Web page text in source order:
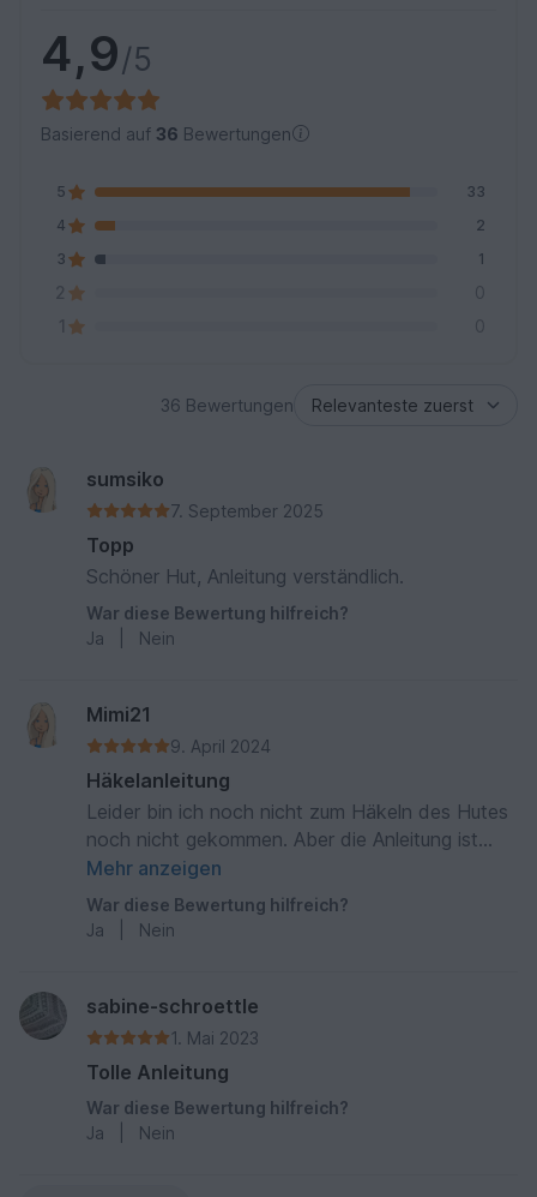
4,9/5
Basierend auf 36 Bewertungen
5
33
4
2
3
1
2
0
1
0
36 Bewertungen
sumsiko
7. September 2025
Topp
Schöner Hut, Anleitung verständlich.
War diese Bewertung hilfreich?
Ja
Nein
Mimi21
9. April 2024
Häkelanleitung
Leider bin ich noch nicht zum Häkeln des Hutes
noch nicht gekommen. Aber die Anleitung ist
sehr verständlich.
Mehr anzeigen
War diese Bewertung hilfreich?
Ja
Nein
sabine-schroettle
1. Mai 2023
Tolle Anleitung
War diese Bewertung hilfreich?
Ja
Nein